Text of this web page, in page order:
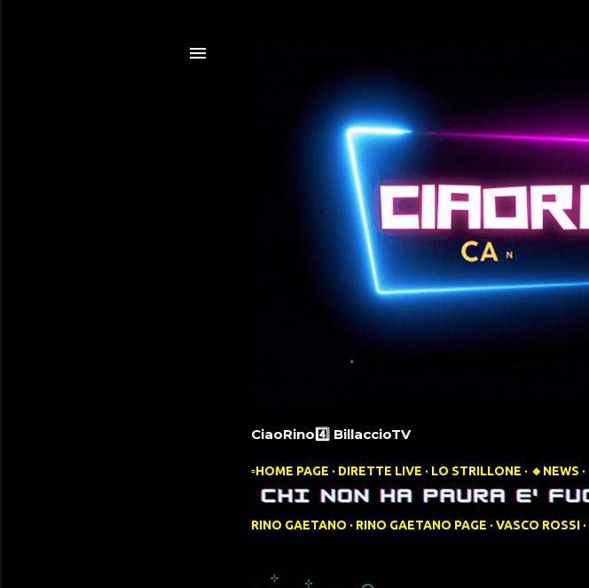
CiaoRino4️⃣ BillaccioTV
▫️HOME PAGE DIRETTE LIVE LO STRILLONE 🔸️NEWS
RINO GAETANO RINO GAETANO PAGE VASCO ROSSI